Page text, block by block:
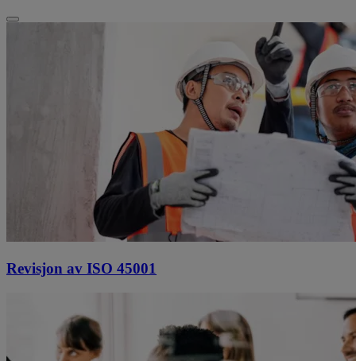
Revisjon av ISO 45001